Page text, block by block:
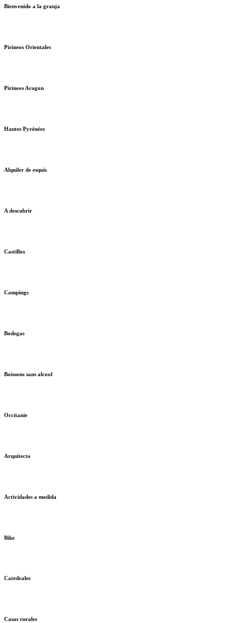
Bienvenido a la granja
Pirineos Orientales
Pirineos Aragon
Hautes Pyrénées
Alquiler de esquís
A descubrir
Castillos
Campings
Bodegas
Boissons sans alcool
Occitanie
Arquitecto
Actividades a medida
Bike
Catedrales
Casas rurales